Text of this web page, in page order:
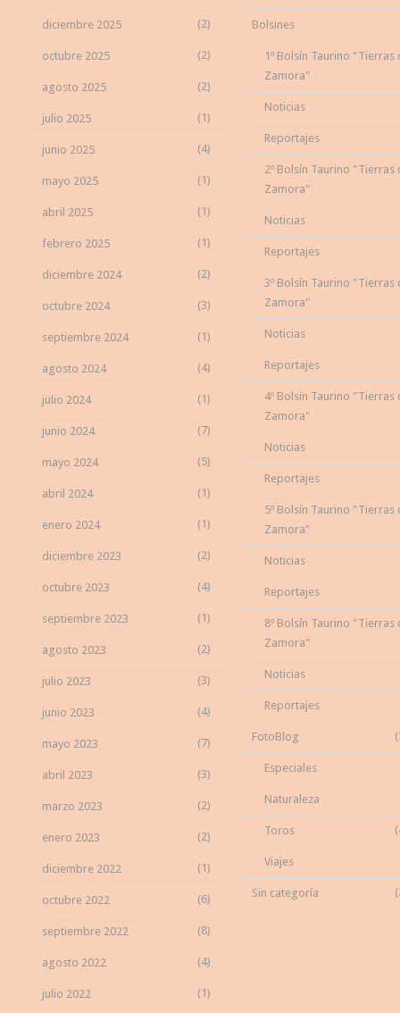
diciembre 2025 (2)
octubre 2025 (2)
agosto 2025 (2)
julio 2025 (1)
junio 2025 (4)
mayo 2025 (1)
abril 2025 (1)
febrero 2025 (1)
diciembre 2024 (2)
octubre 2024 (3)
septiembre 2024 (1)
agosto 2024 (4)
julio 2024 (1)
junio 2024 (7)
mayo 2024 (5)
abril 2024 (1)
enero 2024 (1)
diciembre 2023 (2)
octubre 2023 (4)
septiembre 2023 (1)
agosto 2023 (2)
julio 2023 (3)
junio 2023 (4)
mayo 2023 (7)
abril 2023 (3)
marzo 2023 (2)
enero 2023 (2)
diciembre 2022 (1)
octubre 2022 (6)
septiembre 2022 (8)
agosto 2022 (4)
julio 2022 (1)
Bolsines
1º Bolsín Taurino "Tierras
Zamora"
Noticias
Reportajes
2º Bolsín Taurino "Tierras
Zamora"
Noticias
Reportajes
3º Bolsín Taurino "Tierras
Zamora"
Noticias
Reportajes
4º Bolsín Taurino "Tierras
Zamora"
Noticias
Reportajes
5º Bolsín Taurino "Tierras
Zamora"
Noticias
Reportajes
8º Bolsín Taurino "Tierras
Zamora"
Noticias
Reportajes
FotoBlog
Especiales
Naturaleza
Toros
Viajes
Sin categoría